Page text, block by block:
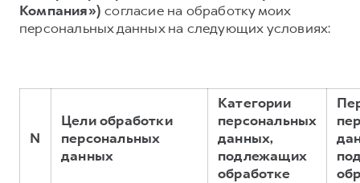
от 3 449 000 ₽
Для малого бизнеса
Система управления автопарком
Сервис для корпоративных клиентов
HAVAL Лизинг
Мобильное приложение GWM
АКСЕССУАРЫ HAVAL
Компания») согласие на обработку моих
персональных данных на следующих условиях:
N
Цели обработки
персональных
данных
Категории
персональных
данных,
подлежащих
обработке